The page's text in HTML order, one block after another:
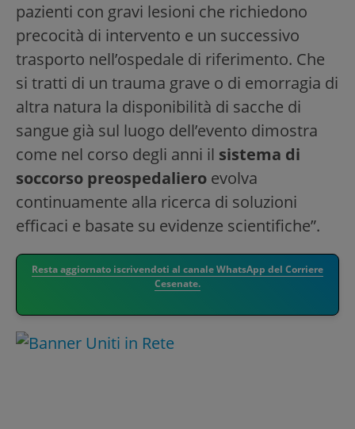
pazienti con gravi lesioni che richiedono
precocità di intervento e un successivo
trasporto nell’ospedale di riferimento. Che
si tratti di un trauma grave o di emorragia di
altra natura la disponibilità di sacche di
sangue già sul luogo dell’evento dimostra
come nel corso degli anni il sistema di
soccorso preospedaliero evolva
continuamente alla ricerca di soluzioni
efficaci e basate su evidenze scientifiche”.
Resta aggiornato iscrivendoti al canale WhatsApp del Corriere
Cesenate.